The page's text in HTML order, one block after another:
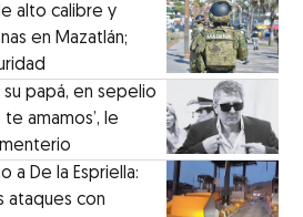
alto calibre y
en Mazatlán;
papá, en sepelio
te amamos’, le
a De la Espriella:
ataques con